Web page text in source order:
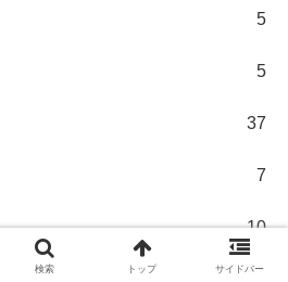
5
5
37
7
10
検索 トップ サイドバー